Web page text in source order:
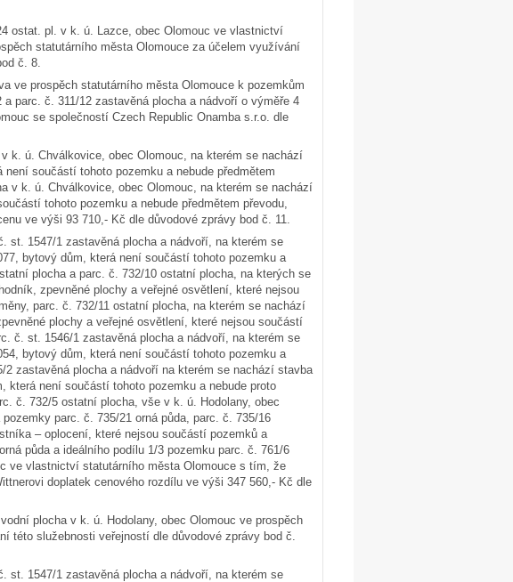
ostat. pl. v k. ú. Lazce, obec Olomouc ve vlastnictví
statutárního města Olomouce za účelem využívání
č. 8.
ve prospěch statutárního města Olomouce k pozemkům
parc. č. 311/12 zastavěná plocha a nádvoří o výměře 4
se společností Czech Republic Onamba s.r.o. dle
k. ú. Chválkovice, obec Olomouc, na kterém se nachází
součástí tohoto pozemku a nebude předmětem
v k. ú. Chválkovice, obec Olomouc, na kterém se nachází
tohoto pozemku a nebude předmětem převodu,
ve výši 93 710,- Kč dle důvodové zprávy bod č. 11.
st. 1547/1 zastavěná plocha a nádvoří, na kterém se
bytový dům, která není součástí tohoto pozemku a
plocha a parc. č. 732/10 ostatní plocha, na kterých se
zpevněné plochy a veřejné osvětlení, které nejsou
parc. č. 732/11 ostatní plocha, na kterém se nachází
plochy a veřejné osvětlení, které nejsou součástí
č. st. 1546/1 zastavěná plocha a nádvoří, na kterém se
bytový dům, která není součástí tohoto pozemku a
zastavěná plocha a nádvoří na kterém se nachází stavba
která není součástí tohoto pozemku a nebude proto
č. 732/5 ostatní plocha, vše v k. ú. Hodolany, obec
parc. č. 735/21 orná půda, parc. č. 735/16
– oplocení, které nejsou součástí pozemků a
půda a ideálního podílu 1/3 pozemku parc. č. 761/6
ve vlastnictví statutárního města Olomouce s tím, že
doplatek cenového rozdílu ve výši 347 560,- Kč dle
plocha v k. ú. Hodolany, obec Olomouc ve prospěch
této služebnosti veřejností dle důvodové zprávy bod č.
st. 1547/1 zastavěná plocha a nádvoří, na kterém se